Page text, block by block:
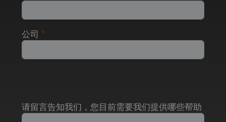
公司
请留言告知我们，您目前需要我们提供哪些帮助